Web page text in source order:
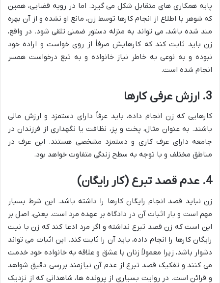
پایه همکاری های متقابل شکل می گیرد. اما در رویه قضایی، همین
که شوهر با اطلاع از انجام کارها توسط زن، مانع او نشده و از آن بهره
مند شده باشد، می تواند به منزله دستور ضمنی تلقی شود. در واقع،
زن باید ثابت کند که کارهایش صرفاً از روی خواست و اراده خود
نبوده و به نوعی به خاطر نیاز خانواده و به تبع درخواست همسر
انجام شده است.
3. ارزش عرفی کارها
کارهایی که زن انجام داده، باید عرفاً دارای دستمزد و ارزش مالی
باشند. به عنوان مثال، پخت و پز، نظافت یا نگهداری از فرزندان در
جامعه دارای عرف کاری و دستمزد مشخصی هستند. این عرف در
مناطق مختلف و با توجه به سطح زندگی متفاوت خواهد بود.
4. عدم قصد تبرع (کار رایگان)
زن نباید قصد انجام رایگان کارها را داشته باشد. این شرط بسیار
مهم است و بار اثبات آن در دادگاه بر عهده مرد است. یعنی، اصل بر
این است که زن قصد تبرع نداشته و اگر مرد ادعا کند که زن با نیت
رایگان کارها را انجام داده، باید آن را ثابت کند. این اثبات می تواند
دشوار باشد، زیرا معمولاً زنان با عشق و علاقه به خانواده خود خدمت
می کنند و تفکیک قصد تبرع از عدم آن نیازمند بررسی دقیق شواهد
و قرائن است. در روایت بسیاری از پرونده ها، شاهدانی که از نزدیک